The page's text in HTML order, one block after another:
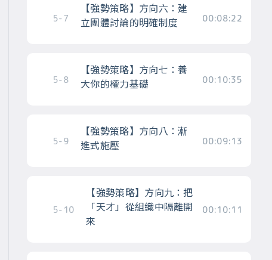
5-7
【強勢策略】方向六：建
立團體討論的明確制度
00:08:22
5-8
【強勢策略】方向七：養
大你的權力基礎
00:10:35
5-9
【強勢策略】方向八：漸
進式施壓
00:09:13
5-10
【強勢策略】方向九：把
「天才」從組織中隔離開
來
00:10:11